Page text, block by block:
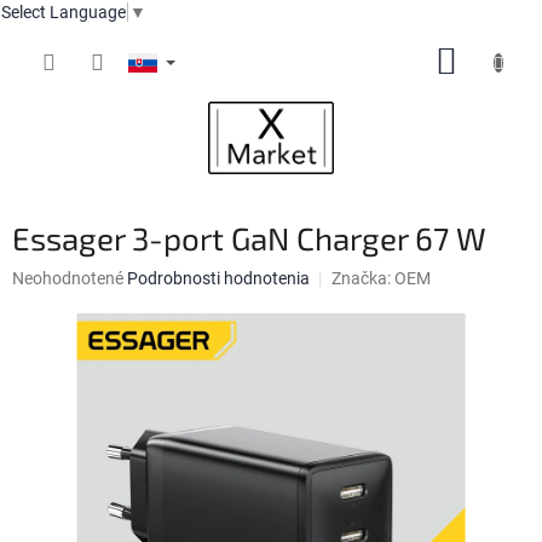
Select Language ▼
Essager 3-port GaN Charger 67 W
Priemerné
produktu
Neohodnotené Podrobnosti hodnotenia Značka: OEM